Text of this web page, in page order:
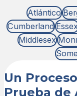
Atlántico
Cumberland
Middlesex
Un
Prueba de